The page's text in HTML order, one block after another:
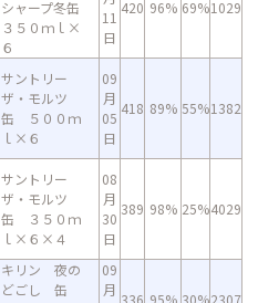
シャープ冬缶
３５０ｍｌ×
６
11
日
420 96% 69%1029
サントリー
ザ・モルツ
缶 ５００ｍ
ｌ×６
09
月
05
日
418 89% 55%1382
サントリー
ザ・モルツ
缶 ３５０ｍ
ｌ×６×４
08
月
30
日
389 98% 25%4029
キリン 夜の
どごし 缶
09
月
336 95% 30%2307